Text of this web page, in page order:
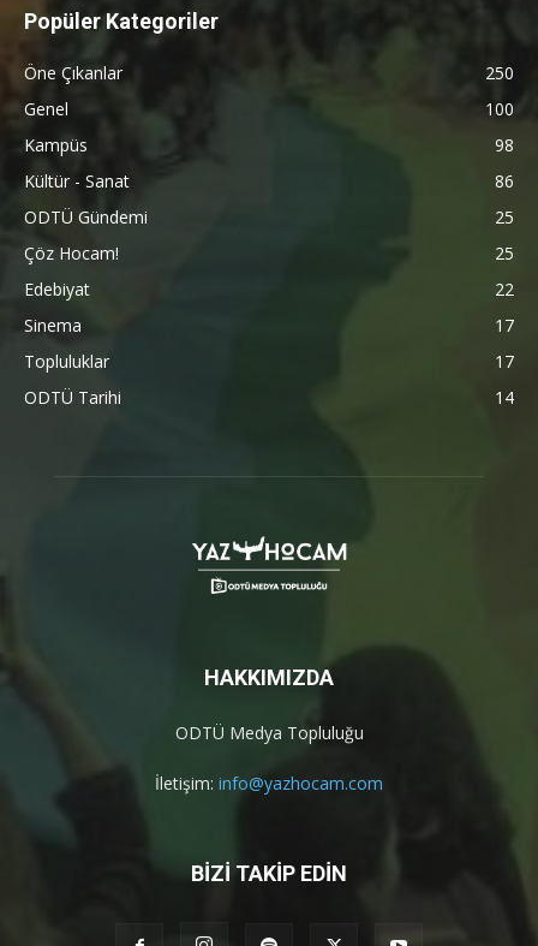
Popüler Kategoriler
Öne Çıkanlar
250
Genel
100
Kampüs
98
Kültür - Sanat
86
ODTÜ Gündemi
25
Çöz Hocam!
25
Edebiyat
22
Sinema
17
Topluluklar
17
ODTÜ Tarihi
14
HAKKIMIZDA
ODTÜ Medya Topluluğu
İletişim: info@yazhocam.com
BİZİ TAKİP EDİN